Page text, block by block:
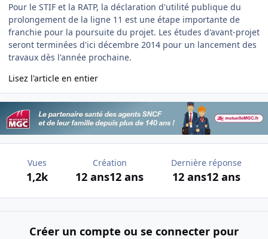
Pour le STIF et la RATP, la déclaration d'utilité publique du
prolongement de la ligne 11 est une étape importante de
franchie pour la poursuite du projet. Les études d'avant-projet
seront terminées d'ici décembre 2014 pour un lancement des
travaux dès l'année prochaine.
Lisez l'article en entier
Vues
1,2k
Création
12 ans12 ans
Dernière réponse
12 ans12 ans
Créer un compte ou se connecter pour